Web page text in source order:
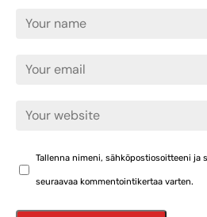
Tallenna nimeni, sähköpostiosoitteeni ja
seuraavaa kommentointikertaa varten.